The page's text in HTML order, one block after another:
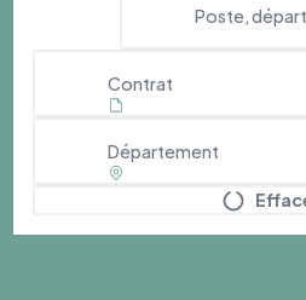
Contrat
Département